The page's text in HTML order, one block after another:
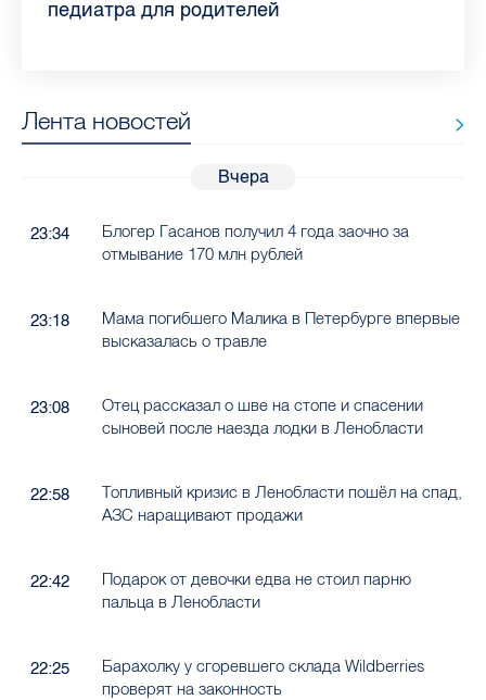
врач Елизаветинской больницы
педиатра для родителей
где самый высокий и самый низкий
воспаления ахиллова сухожилия летом
рассказала о возможностях для
Елизаветинской больницы ответила на
какие напитки можно приготовить дома
“Общественного контроля” — о качестве
Лента новостей
Вчера
23:34
Блогер Гасанов получил 4 года заочно за
отмывание 170 млн рублей
23:18
Мама погибшего Малика в Петербурге впервые
высказалась о травле
23:08
Отец рассказал о шве на стопе и спасении
сыновей после наезда лодки в Ленобласти
22:58
Топливный кризис в Ленобласти пошёл на спад,
АЗС наращивают продажи
22:42
Подарок от девочки едва не стоил парню
пальца в Ленобласти
22:25
Барахолку у сгоревшего склада Wildberries
проверят на законность